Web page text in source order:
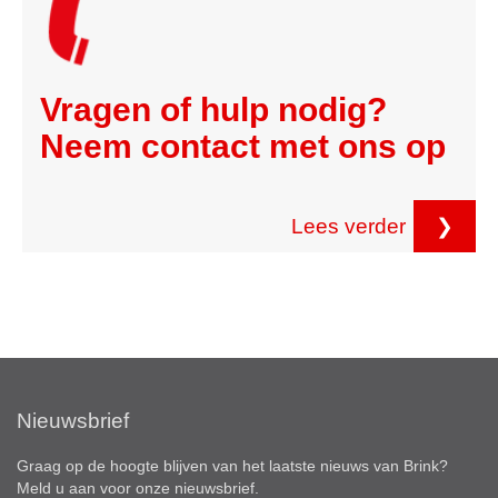
Vragen of hulp nodig?
Neem contact met ons op
Lees verder ❯
Nieuwsbrief
Graag op de hoogte blijven van het laatste nieuws van Brink?
Meld u aan voor onze nieuwsbrief.